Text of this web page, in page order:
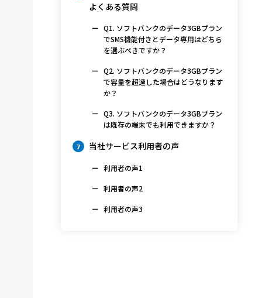
よくある質問
Q1. ソフトバンクのデータ3GBプラン
でSMS機能付きとデータ専用はどちら
を選ぶべきですか？
Q2. ソフトバンクのデータ3GBプラン
で容量を超過した場合はどうなります
か？
Q3. ソフトバンクのデータ3GBプラン
は既存の端末でも利用できますか？
7 当社サービス利用者の声
利用者の声1
利用者の声2
利用者の声3